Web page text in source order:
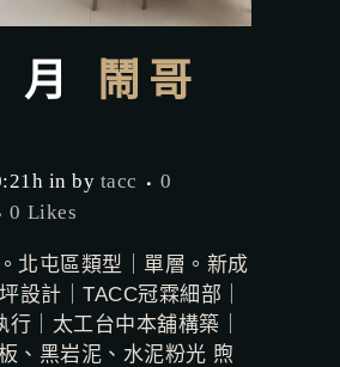
鬧哥
in by tacc
0
0 Likes
北屯區類型｜單層。新成
設計｜TACC冠霖細部｜
行｜太工台中本舖構築｜
、黑岩泥、水泥粉光 煦